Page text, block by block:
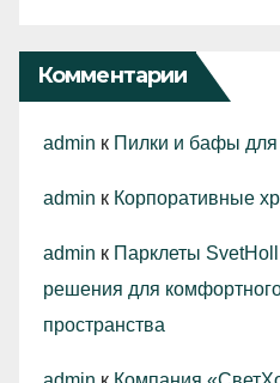
Комментарии
admin к Пилки и бафы
admin к Корпоративные
admin к Парклеты
решения для комфортного
пространства